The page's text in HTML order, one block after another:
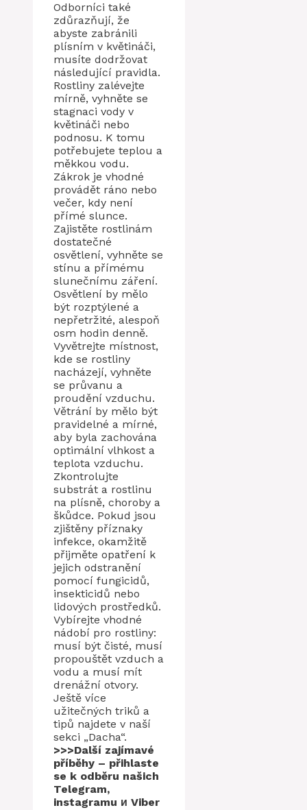
Odborníci také
zdůrazňují, že
abyste zabránili
plísním v květináči,
musíte dodržovat
následující pravidla.
Rostliny zalévejte
mírně, vyhněte se
stagnaci vody v
květináči nebo
podnosu. K tomu
potřebujete teplou a
měkkou vodu.
Zákrok je vhodné
provádět ráno nebo
večer, kdy není
přímé slunce.
Zajistěte rostlinám
dostatečné
osvětlení, vyhněte se
stínu a přímému
slunečnímu záření.
Osvětlení by mělo
být rozptýlené a
nepřetržité, alespoň
osm hodin denně.
Vyvětrejte místnost,
kde se rostliny
nacházejí, vyhněte
se průvanu a
proudění vzduchu.
Větrání by mělo být
pravidelné a mírné,
aby byla zachována
optimální vlhkost a
teplota vzduchu.
Zkontrolujte
substrát a rostlinu
na plísně, choroby a
škůdce. Pokud jsou
zjištěny příznaky
infekce, okamžitě
přijměte opatření k
jejich odstranění
pomocí fungicidů,
insekticidů nebo
lidových prostředků.
Vybírejte vhodné
nádobí pro rostliny:
musí být čisté, musí
propouštět vzduch a
vodu a musí mít
drenážní otvory.
Ještě více
užitečných triků a
tipů najdete v naší
sekci „Dacha“.
>>>Další zajímavé
příběhy – přihlaste
se k odběru našich
Telegram,
instagramu и Viber